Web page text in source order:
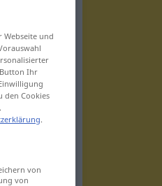
und
Ihr
den Cookies
.
von
von